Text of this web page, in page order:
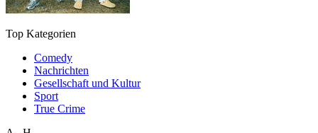
Top Kategorien
Comedy
Nachrichten
Gesellschaft und Kultur
Sport
True Crime